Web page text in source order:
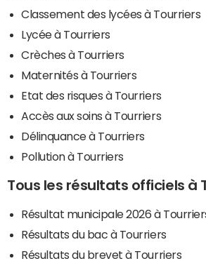
Classement des lycées à Tourriers
Lycée à Tourriers
Crèches à Tourriers
Maternités à Tourriers
Etat des risques à Tourriers
Accès aux soins à Tourriers
Délinquance à Tourriers
Pollution à Tourriers
Tous les résultats officiels à
Résultat municipale 2026 à
Résultats du bac à Tourriers
Résultats du brevet à Tourriers